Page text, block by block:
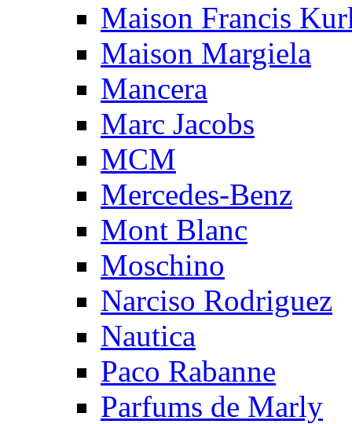
Maison Francis
Maison Margiela
Mancera
Marc Jacobs
MCM
Mercedes-Benz
Mont Blanc
Moschino
Narciso Rodriguez
Nautica
Paco Rabanne
Parfums de Marly